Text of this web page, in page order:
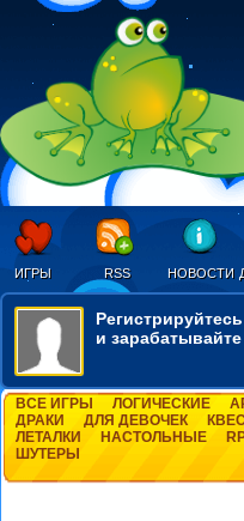
ИГРЫ RSS НОВОСТИ
Регистрируйтесь
и
ВСЕ ИГРЫ ЛОГИЧЕСКИЕ
ДРАКИ
ДЛЯ ДЕВОЧЕК
ЛЕТАЛКИ
НАСТОЛЬНЫЕ
ШУТЕРЫ